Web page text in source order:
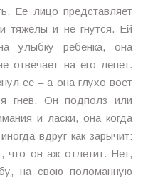
Ее лицо представляет
тяжелы и не гнутся. Ей
улыбку ребенка, она
отвечает на его лепет.
ее – а она глухо воет
гнев. Он подполз или
и ласки, она когда
вдруг как зарычит:
что он аж отлетит. Нет,
на свою поломанную